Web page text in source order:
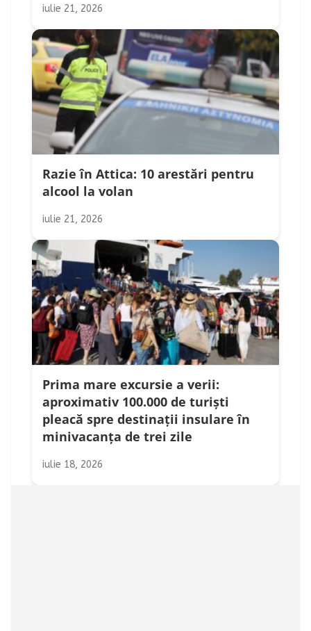
iulie 21, 2026
Razie în Attica: 10 arestări pentru
alcool la volan
iulie 21, 2026
Prima mare excursie a verii:
aproximativ 100.000 de turiști
pleacă spre destinații insulare în
minivacanța de trei zile
iulie 18, 2026